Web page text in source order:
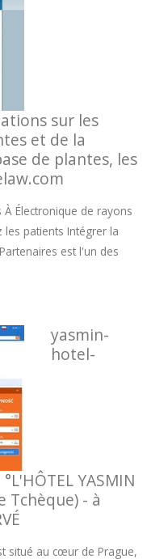
sur les
et de la
de plantes, les
Électronique de rayons
patients Intégrer la
est l'un des
yasmin-
hotel-
YASMIN
Tchèque) - à
situé au cœur de Prague,